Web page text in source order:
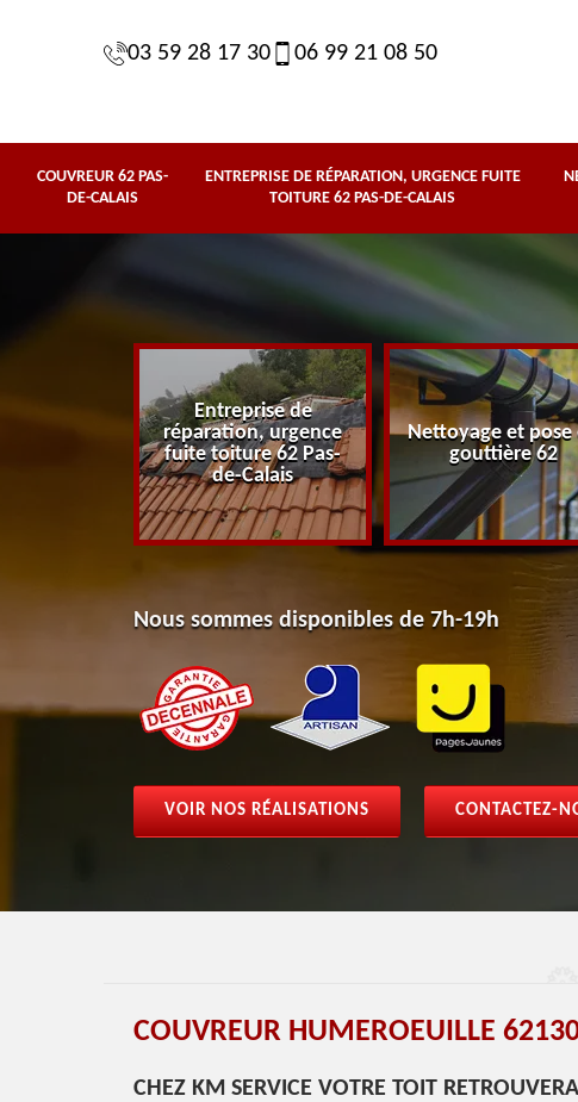
03 59 28 17 30 06 99 21 08 50
COUVREUR 62 PAS-
DE-CALAIS
ENTREPRISE DE RÉPARATION, URGENCE FUITE
TOITURE 62 PAS-DE-CALAIS
Entreprise de
réparation, urgence
fuite toiture 62 Pas-
de-Calais
Nettoyage et pose
gouttière 62
Nous sommes disponibles de 7h-19h
VOIR NOS RÉALISATIONS CONTACTEZ-
COUVREUR HUMEROEUILLE
CHEZ KM SERVICE VOTRE TOIT